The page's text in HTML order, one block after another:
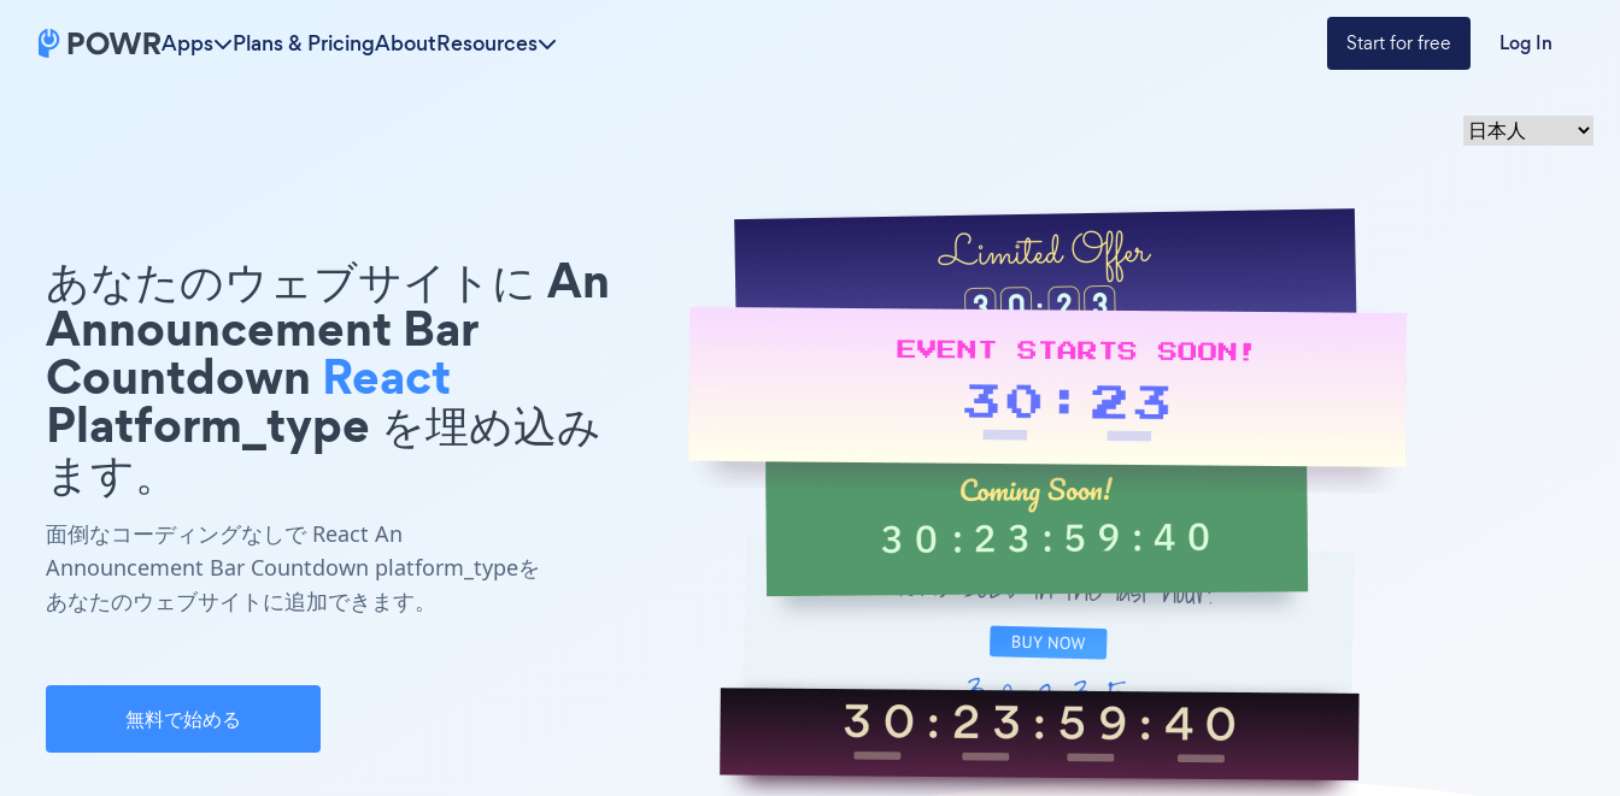
Apps Plans & PricingAboutResources Start for free Log In
あなたのウェブサイトに An
Announcement Bar
Countdown React
Platform_type を埋め込み
ます。
面倒なコーディングなしで React An
Announcement Bar Countdown platform_typeを
あなたのウェブサイトに追加できます。
無料で始める